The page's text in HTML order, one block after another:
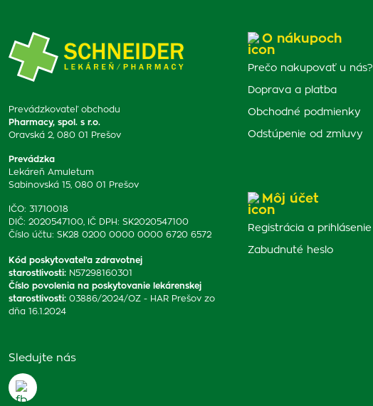
Prevádzkovateľ obchodu
Pharmacy, spol. s r.o.
Oravská 2, 080 01 Prešov
Prevádzka
Lekáreň Amuletum
Sabinovská 15, 080 01 Prešov
IČO: 31710018
DIČ: 2020547100, IČ DPH: SK2020547100
Číslo účtu: SK28 0200 0000 0000 6720 6572
Kód poskytovateľa zdravotnej
starostlivosti: N57298160301
Číslo povolenia na poskytovanie lekárenskej
starostlivosti: 03886/2024/OZ - HAR Prešov zo
dňa 16.1.2024
Sledujte nás
O nákupoch
Prečo nakupovať u nás?
Doprava a platba
Obchodné podmienky
Odstúpenie od zmluvy
Môj účet
Registrácia a prihlásenie
Zabudnuté heslo